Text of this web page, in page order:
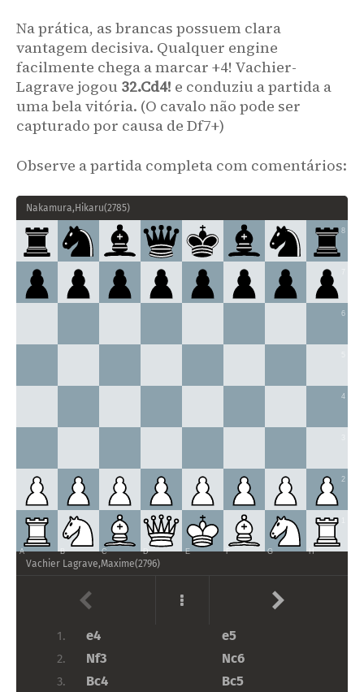
Na prática, as brancas possuem clara
vantagem decisiva. Qualquer engine
facilmente chega a marcar +4! Vachier-
Lagrave jogou 32.Cd4! e conduziu a partida a
uma bela vitória. (O cavalo não pode ser
capturado por causa de Df7+)
Observe a partida completa com comentários:
Nakamura,Hikaru(2785)
2
4
6
8
A B C D E F G H
Vachier Lagrave,Maxime(2796)
1. e4 e5
2. Nf3 Nc6
3. Bc4 Bc5